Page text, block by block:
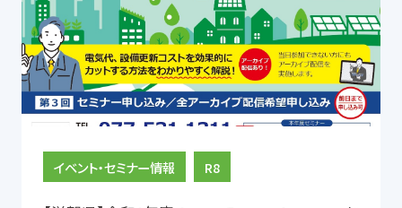
イベント・セミナー情報 R8